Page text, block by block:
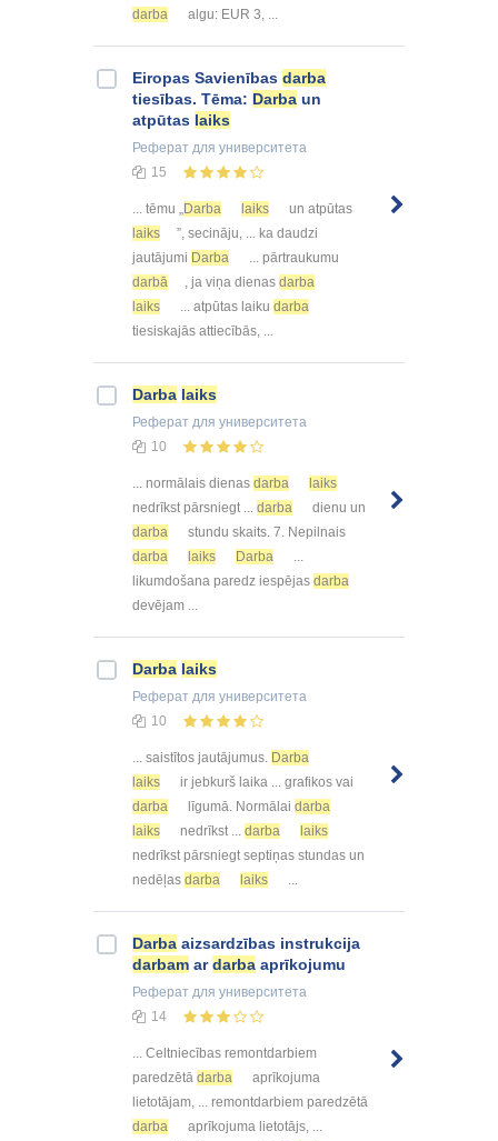
darba
algu: EUR 3, ...
Eiropas Savienības darba
tiesības. Tēma: Darba un
atpūtas laiks
Реферат для университета
15
... tēmu „Darba laiks
un atpūtas
laiks
”, secināju, ... ka daudzi
jautājumi Darba
... pārtraukumu
darbā
, ja viņa dienas darba
laiks
... atpūtas laiku darba
tiesiskajās attiecībās, ...
Darba laiks
Реферат для университета
10
... normālais dienas darba
laiks
nedrīkst pārsniegt ... darba
dienu un
darba
stundu skaits. 7. Nepilnais
darba
laiks Darba
...
likumdošana paredz iespējas darba
devējam ...
Darba laiks
Реферат для университета
10
... saistītos jautājumus. Darba
laiks
ir jebkurš laika ... grafikos vai
darba
līgumā. Normālai darba
laiks
nedrīkst ... darba
laiks
nedrīkst pārsniegt septiņas stundas un
nedēļas darba laiks
Darba aizsardzības instrukcija
darbam ardarba aprīkojumu
Реферат для университета
14
... Celtniecības remontdarbiem
paredzētā darba
aprīkojuma
lietotājam, ... remontdarbiem paredzētā
darba
aprīkojuma lietotājs, ...